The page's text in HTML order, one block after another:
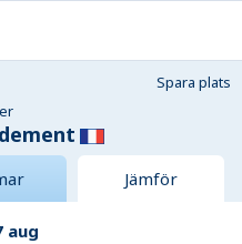
Spara plats
Jämför
aug